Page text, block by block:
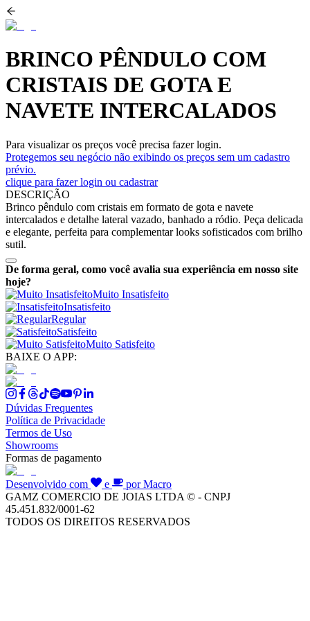
BRINCO PÊNDULO COM
CRISTAIS DE GOTA E
NAVETE INTERCALADOS
Para visualizar os preços você precisa fazer login.
Protegemos seu negócio não exibindo os preços sem um cadastro
prévio.
clique para fazer login ou cadastrar
DESCRIÇÃO
Brinco pêndulo com cristais em formato de gota e navete
intercalados e detalhe lateral vazado, banhado a ródio. Peça delicada
e elegante, perfeita para complementar looks sofisticados com brilho
sutil.
De forma geral, como você avalia sua experiência em nosso site
hoje?
Muito Insatisfeito
Insatisfeito
Regular
Satisfeito
Muito Satisfeito
BAIXE O APP:
Dúvidas Frequentes
Política de Privacidade
Termos de Uso
Showrooms
Formas de pagamento
Desenvolvido com e
por Macro
GAMZ COMERCIO DE JOIAS LTDA © - CNPJ
45.451.832/0001-62
TODOS OS DIREITOS RESERVADOS